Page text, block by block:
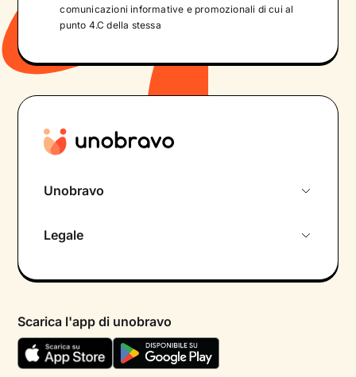
comunicazioni informative e promozionali di cui al
punto 4.C della stessa
Unobravo
Psicologo in chat
Aiuto urgente
FAQ
Legale
Termini e condizioni
Informativa Privacy
Scarica l'app di unobravo